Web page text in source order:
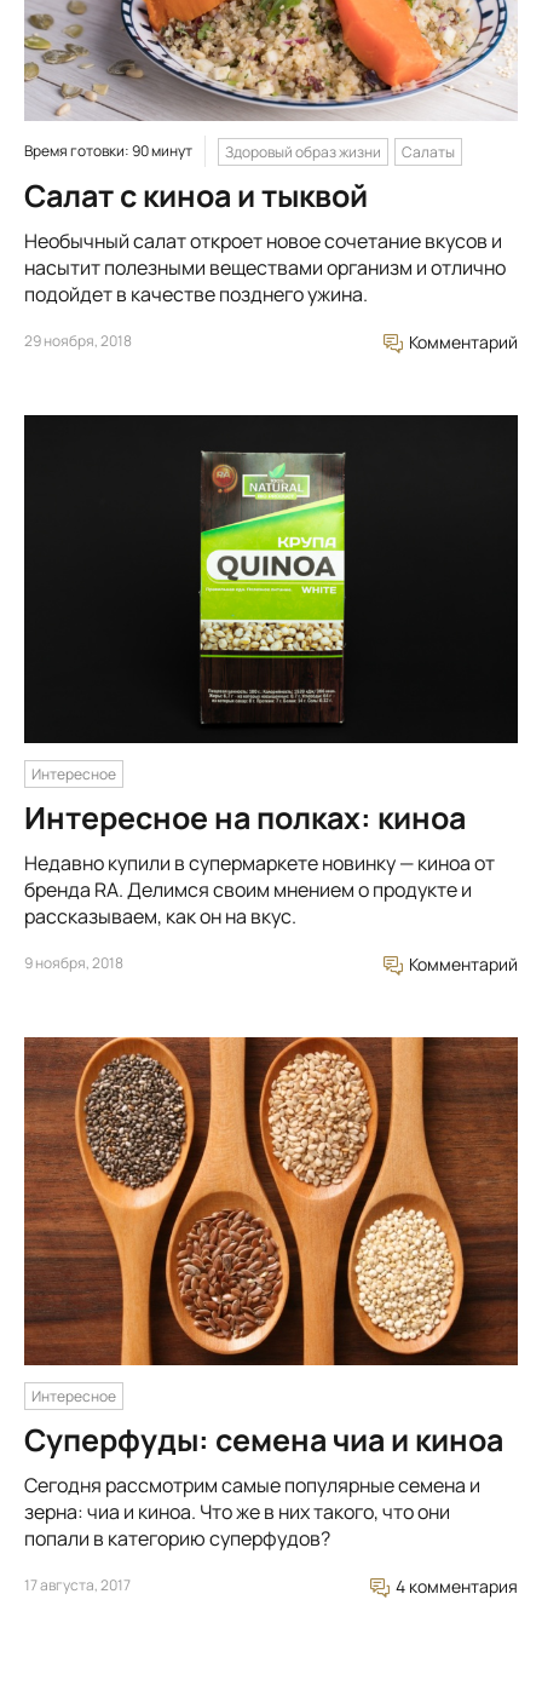
Время готовки: 90 минут Здоровый образ жизни Салаты
Салат с киноа и тыквой
Необычный салат откроет новое сочетание вкусов и
насытит полезными веществами организм и отлично
подойдет в качестве позднего ужина.
29 ноября, 2018 Комментарий
Интересное
Интересное на полках: киноа
Недавно купили в супермаркете новинку — киноа от
бренда RA. Делимся своим мнением о продукте и
рассказываем, как он на вкус.
9 ноября, 2018 Комментарий
Интересное
Суперфуды: семена чиа и киноа
Сегодня рассмотрим самые популярные семена и
зерна: чиа и киноа. Что же в них такого, что они
попали в категорию суперфудов?
17 августа, 2017 4 комментария